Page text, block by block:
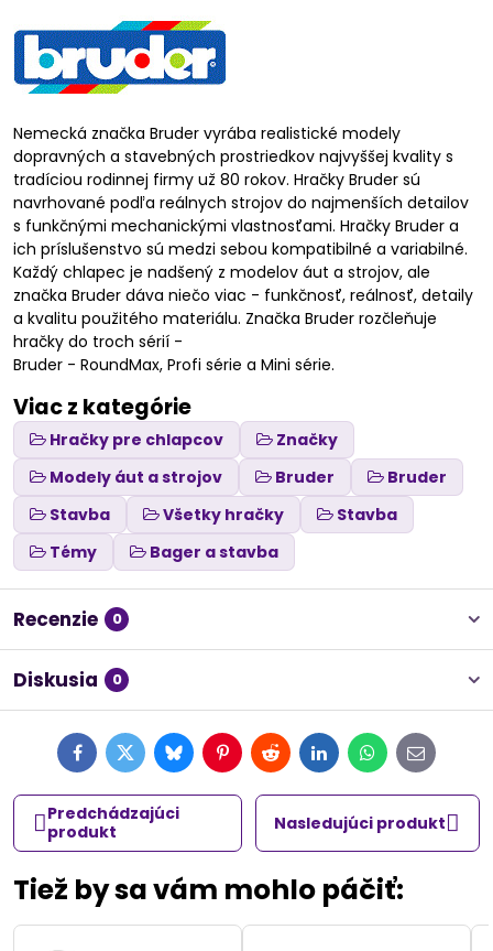
Nemecká značka Bruder vyrába realistické modely
dopravných a stavebných prostriedkov najvyššej kvality s
tradíciou rodinnej firmy už 80 rokov. Hračky Bruder sú
navrhované podľa reálnych strojov do najmenších detailov
s funkčnými mechanickými vlastnosťami. Hračky Bruder a
ich príslušenstvo sú medzi sebou kompatibilné a variabilné.
Každý chlapec je nadšený z modelov áut a strojov, ale
značka Bruder dáva niečo viac - funkčnosť, reálnosť, detaily
a kvalitu použitého materiálu. Značka Bruder rozčleňuje
hračky do troch sérií -
Bruder - RoundMax, Profi série a Mini série.
Viac z kategórie
Hračky pre chlapcov
Značky
Modely áut a strojov
Bruder
Bruder
Stavba
Všetky hračky
Stavba
Témy
Bager a stavba
Recenzie 0
Diskusia 0
FacebookTwitterBlueskyPinterestRedditLinkedInWhatsApp
E-
mail
Predchádzajúci
produkt
Nasledujúci produkt
Tiež by sa vám mohlo páčiť: